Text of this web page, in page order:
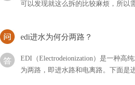
该如何拆解西门子EDI呢？
为两路，即进水路和电离路。下面是
路：进水路是EDI系统中的第一道